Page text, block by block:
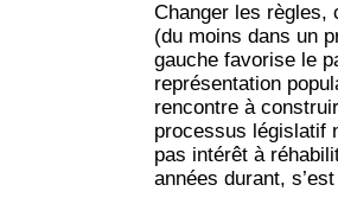
Changer les règles,
(du moins dans un
gauche favorise le
représentation
rencontre à
processus législatif
pas intérêt à
années durant,